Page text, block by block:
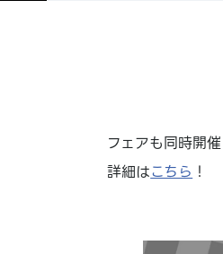
フェアも同時開
詳細はこちら ！